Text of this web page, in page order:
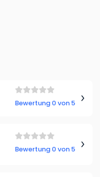
Bewertung 0 von 5
Bewertung 0 von 5